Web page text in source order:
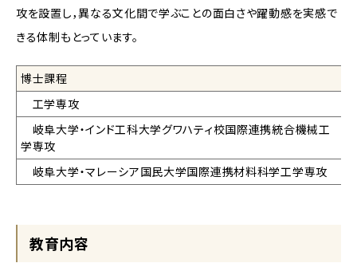
攻を設置し，異なる文化間で学ぶことの面白さや躍動感を実感で
きる体制もとっています。
博士課程
工学専攻
岐阜大学・インド工科大学グワハティ校国際連携統合機械工
学専攻
岐阜大学・マレーシア国民大学国際連携材料科学工学専攻
教育内容